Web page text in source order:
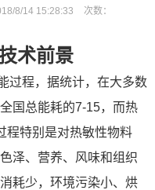
8/14 15:28:33 次数：
术前景
程，据统计，在大多数
国总能耗的7-15，而热
程特别是对热敏性物料
泽、营养、风味和组织
耗少，环境污染小、烘